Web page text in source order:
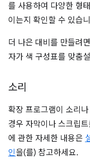
를 사용하여 다양한 형
이는지 확인할 수 있습
더 나은 대비를 만들려
자가 색 구성표를 맞춤
소리
확장 프로그램이 소리
경우 자막이나 스크립
에 관한 자세한 내용은
인을(를) 참고하세요.